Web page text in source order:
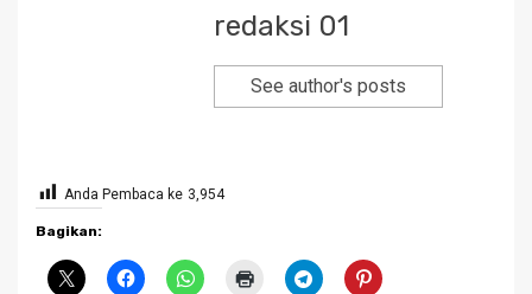
redaksi 01
See author's posts
Anda Pembaca ke 3,954
Bagikan: